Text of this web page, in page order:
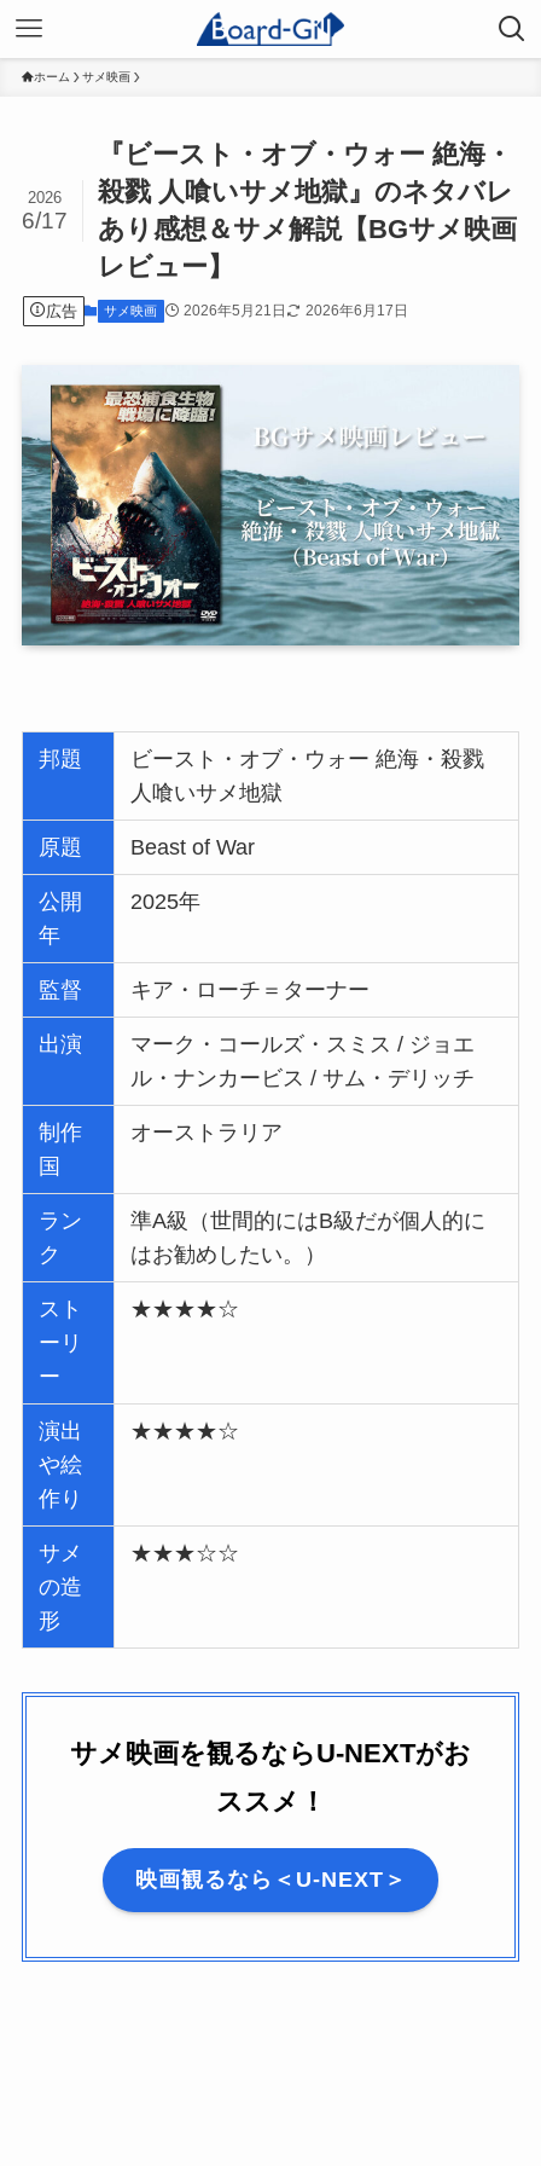
ホーム サメ映画
『ビースト・オブ・ウォー 絶海・
殺戮 人喰いサメ地獄』のネタバレ
あり感想＆サメ解説【BGサメ映画
レビュー】
2026
6/17
広告 サメ映画 2026年5月21日 2026年6月17日
邦題
ビースト・オブ・ウォー 絶海・殺戮
人喰いサメ地獄
原題 Beast of War
公開
年
2025年
監督 キア・ローチ＝ターナー
出演
マーク・コールズ・スミス / ジョエ
ル・ナンカービス / サム・デリッチ
制作
国
オーストラリア
ラン
ク
準A級（世間的にはB級だが個人的に
はお勧めしたい。）
スト
ーリ
ー
★★★★☆
演出
や絵
作り
★★★★☆
サメ
の造
形
★★★☆☆
サメ映画を観るならU-NEXTがお
ススメ！
映画観るなら＜U-NEXT＞